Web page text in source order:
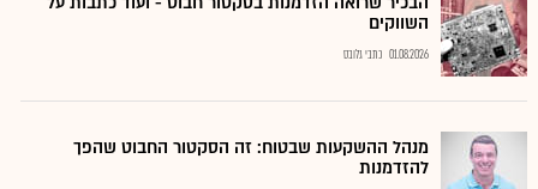
השווקים
01.08.2026 כתבי גלובס
מנהל ההשקעות שבטוח: זה הסקטור החבוט שהפך
להזדמנות